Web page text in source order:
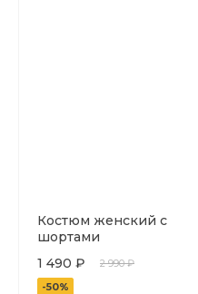
Костюм женский с
шортами
1 490 ₽
2 990 ₽
-50%